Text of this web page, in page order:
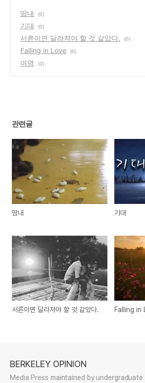
땀내 (0)
기대 (0)
서른이면 달라져야 할 것 같았다. (0)
Falling in Love (0)
여명 (0)
관련글
땀내 기대
서른이면 달라져야 할 것 같았다. Falling in
BERKELEY OPINION
Media Press maintained by undergraduate